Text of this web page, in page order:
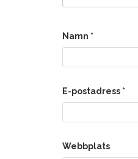
Namn *
E-postadress *
Webbplats